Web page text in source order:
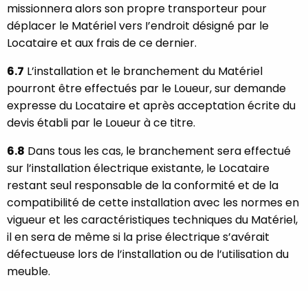
missionnera alors son propre transporteur pour
déplacer le Matériel vers I’endroit désigné par le
Locataire et aux frais de ce dernier.
6.7 L’installation et le branchement du Matériel
pourront être effectués par le Loueur, sur demande
expresse du Locataire et après acceptation écrite du
devis établi par le Loueur à ce titre.
6.8 Dans tous les cas, le branchement sera effectué
sur l’installation électrique existante, le Locataire
restant seul responsable de la conformité et de la
compatibilité de cette installation avec les normes en
vigueur et les caractéristiques techniques du Matériel,
il en sera de même si la prise électrique s’avérait
défectueuse lors de l’installation ou de l’utilisation du
meuble.